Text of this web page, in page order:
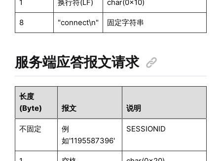
1 换行符(LF) char(0x10)
8 "connect\n" 固定字符串
服务端应答报文请求
长度
(Byte)
报文 说明
不固定
例
如'1195587396'
SESSIONID